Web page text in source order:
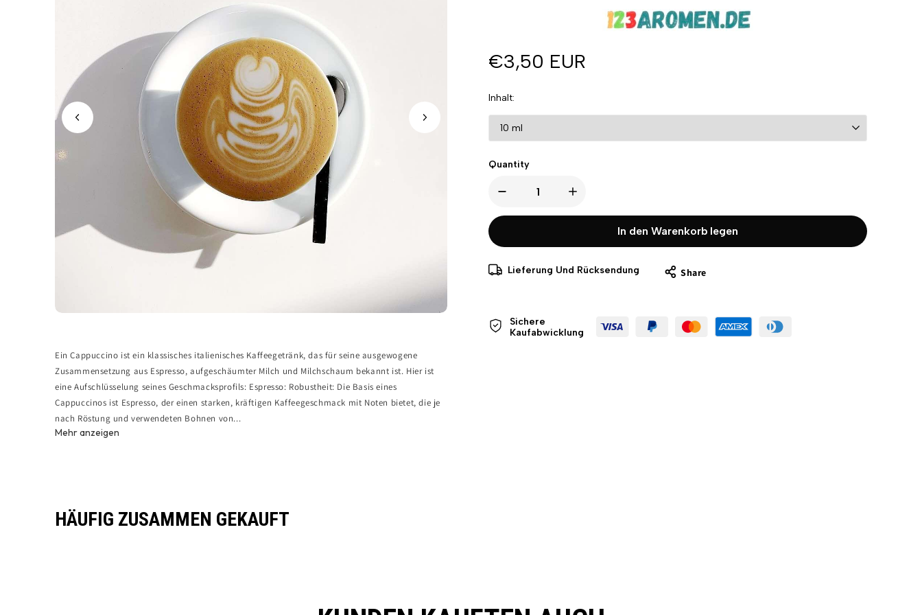
Ein Cappuccino ist ein klassisches italienisches Kaffeegetränk, das für seine ausgewogene
Zusammensetzung aus Espresso, aufgeschäumter Milch und Milchschaum bekannt ist. Hier ist
eine Aufschlüsselung seines Geschmacksprofils: Espresso: Robustheit: Die Basis eines
Cappuccinos ist Espresso, der einen starken, kräftigen Kaffeegeschmack mit Noten bietet, die je
nach Röstung und verwendeten Bohnen von...
Mehr anzeigen
€3,50 EUR
Inhalt
Quantity
In den Warenkorb legen
Lieferung Und Rücksendung
Sichere
Kaufabwicklung
HÄUFIG ZUSAMMEN GEKAUFT